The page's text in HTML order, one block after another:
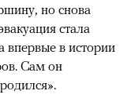
но снова
стала
впервые в истории
Сам он